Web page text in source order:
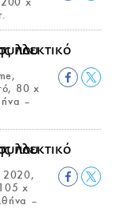
80 x
–
2020,
x
–